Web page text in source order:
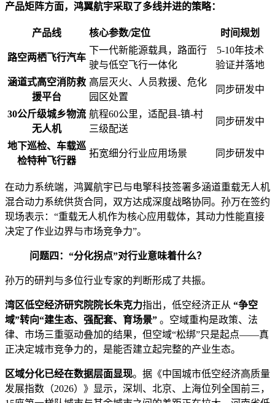
产品矩阵方面，鸿翼航宇采取了多线并进的策略：
产品线 核心参数/定位 时间规划
路空两栖飞行汽车
下一代新能源载具，路面行
驶与低空飞行一体化
5-10年技术
验证并落地
涵道式高空消防救
援平台
高层灭火、人员救援、危化
园区处置
同步研发中
30公斤级城乡物流
无人机
航程60公里，适配县-镇-村
三级配送
同步研发中
地下巡检、车载巡
检特种飞行器
拓宽细分行业应用场景 同步研发中
在动力系统端，鸿翼航宇已与电擎科技签署多涵道重载无人机
混合动力系统供货合同，双方达成深度战略协同。孙万在签约
现场表示：“重载无人机作为核心应用载体，其动力性能直接
决定了作业边界与市场竞争力”。
问题四：“分化拐点”对行业意味着什么？
孙万的研判与多位行业专家的判断形成了共振。
湾区低空经济研究院院长朱克力指出，低空经济正从 “争空
域”转向“建生态、强配套、育场景” 。空域重构是政策、法
律、市场三重驱动叠加的结果，但空域“松绑”只是起点——真
正决定城市竞争力的，是能否建立起完整的产业生态。
区域分化已经在数据层面显现。据《中国城市低空经济高质量
发展指数（2026）》显示，深圳、北京、上海位列全国前三，